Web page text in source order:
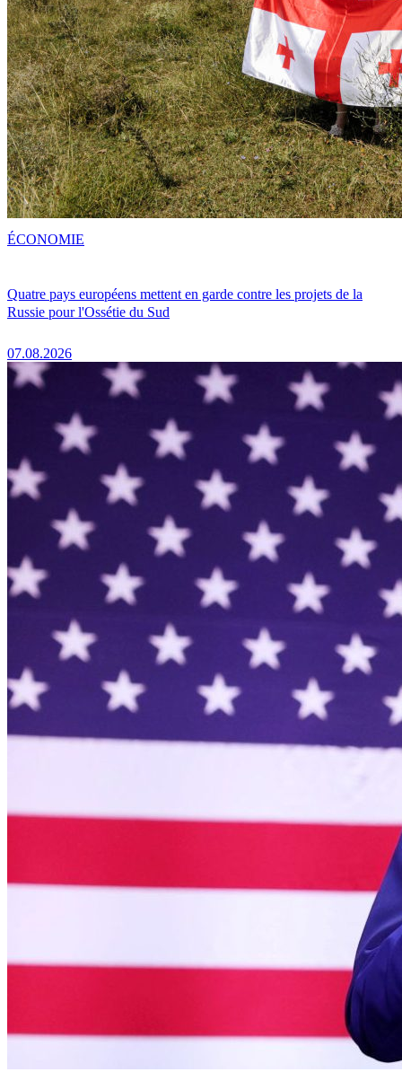
Quatre pays européens mettent en garde contre les projets de la
Russie pour l'Ossétie du Sud
07.08.2026
ÉCONOMIE